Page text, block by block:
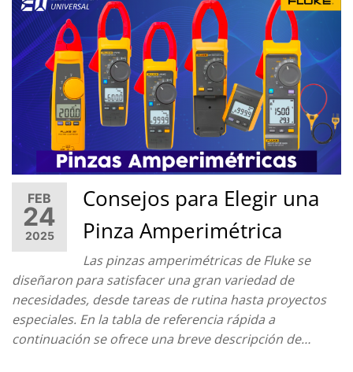
FEB
24
2025
Consejos para Elegir una
Pinza Amperimétrica
Las pinzas amperimétricas de Fluke se
diseñaron para satisfacer una gran variedad de
necesidades, desde tareas de rutina hasta proyectos
especiales. En la tabla de referencia rápida a
continuación se ofrece una breve descripción de…